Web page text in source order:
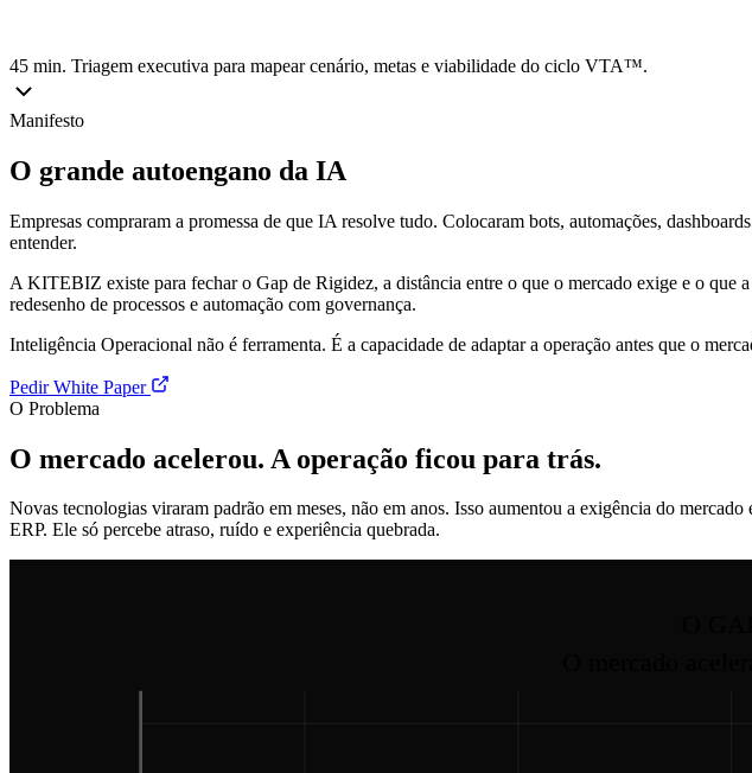
45 min. Triagem executiva para mapear cenário, metas e viabilidade do ciclo VTA™.
Manifesto
O grande autoengano da IA
Empresas compraram a promessa de que IA resolve tudo. Colocaram bots, automações,
entender.
A KITEBIZ existe para fechar o Gap de Rigidez, a distância entre o que o mercado exige e o que
redesenho de processos e automação com governança.
Inteligência Operacional não é ferramenta. É a capacidade de adaptar a operação antes que o
Pedir White Paper
O Problema
O mercado acelerou. A operação ficou para trás.
Novas tecnologias viraram padrão em meses, não em anos. Isso aumentou a exigência do
ERP. Ele só percebe atraso, ruído e experiência quebrada.